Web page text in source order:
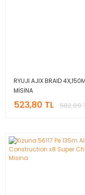
RYUJI AJIX BRAID
MİSİNA
523,80 TL 582,00